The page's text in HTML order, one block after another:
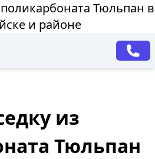
Тюльпан в
и районе
из
Тюльпан